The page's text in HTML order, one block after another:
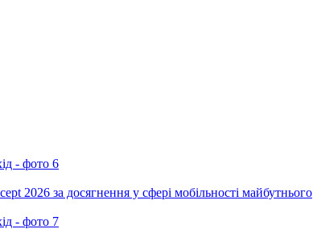
2026 за досягнення у сфері мобільності майбутнього